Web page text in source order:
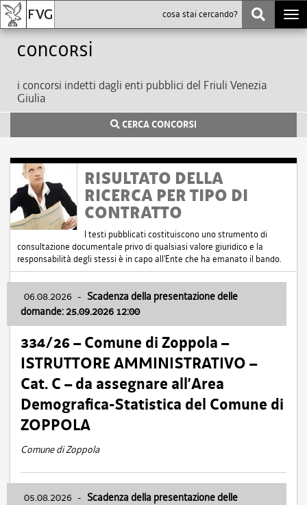
Concorsi
i concorsi indetti dagli enti pubblici del Friuli Venezia
Giulia
CERCA CONCORSI
RISULTATO DELLA
RICERCA PER TIPO DI
CONTRATTO
I testi pubblicati costituiscono uno strumento di
consultazione documentale privo di qualsiasi valore giuridico e la
responsabilità degli stessi è in capo all'Ente che ha emanato il bando.
06.08.2026 - Scadenza della presentazione delle
domande: 25.09.2026 12:00
334/26 – Comune di Zoppola –
ISTRUTTORE AMMINISTRATIVO –
Cat. C – da assegnare all’Area
Demografica-Statistica del Comune di
ZOPPOLA
Comune di Zoppola
05.08.2026 - Scadenza della presentazione delle